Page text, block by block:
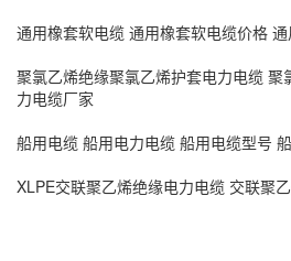
通用橡套软电缆 通用橡套软电缆价格
聚氯乙烯绝缘聚氯乙烯护套电力电缆
力电缆厂家
船用电缆 船用电力电缆 船用电缆型号
XLPE交联聚乙烯绝缘电力电缆 交联聚